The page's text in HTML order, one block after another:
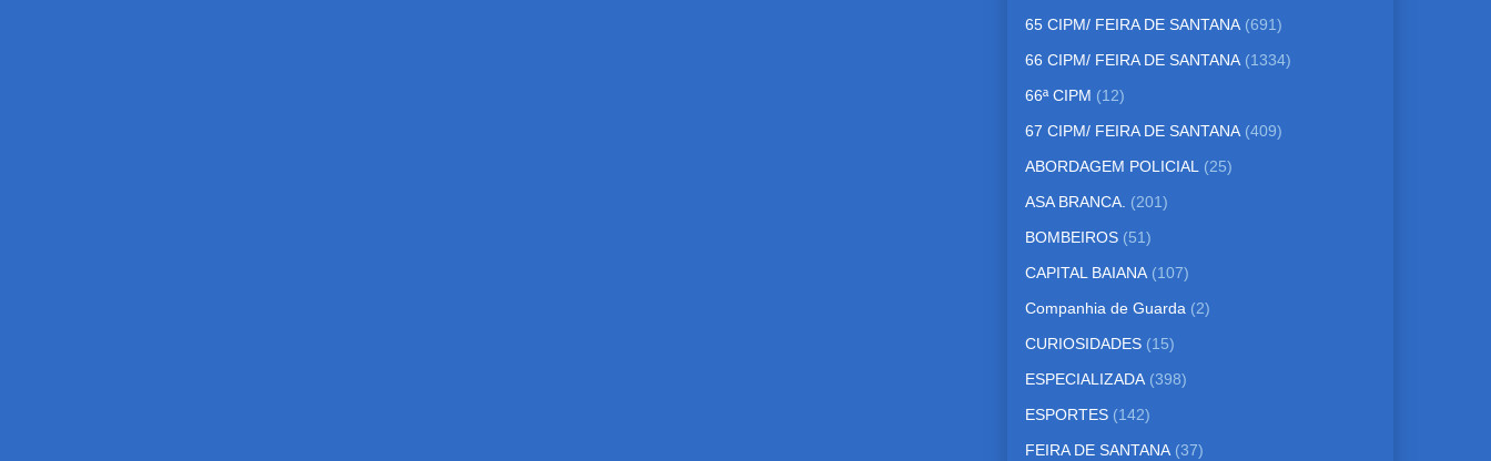
65 CIPM/ FEIRA DE SANTANA (691)
66 CIPM/ FEIRA DE SANTANA (1334)
66ª CIPM (12)
67 CIPM/ FEIRA DE SANTANA (409)
ABORDAGEM POLICIAL (25)
ASA BRANCA. (201)
BOMBEIROS (51)
CAPITAL BAIANA (107)
Companhia de Guarda (2)
CURIOSIDADES (15)
ESPECIALIZADA (398)
ESPORTES (142)
FEIRA DE SANTANA (37)